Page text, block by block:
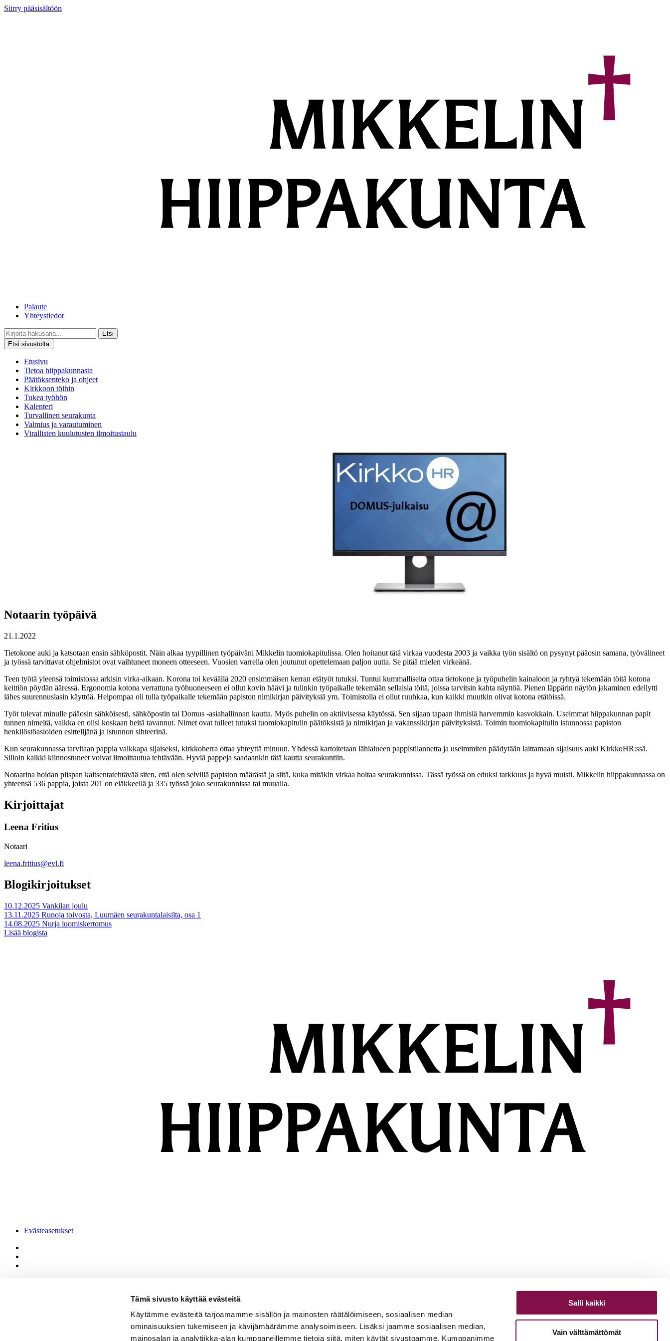
Tämä sivusto käyttää evästeitä
Käytämme evästeitä tarjoamamme sisällön ja mainosten räätälöimiseen, sosiaalisen median
ominaisuuksien tukemiseen ja kävijämäärämme analysoimiseen. Lisäksi jaamme sosiaalisen median,
mainosalan ja analytiikka-alan kumppaneillemme tietoja siitä, miten käytät sivustoamme. Kumppanimme
Salli kaikki
Vain välttämättömät
Siirry pääsisältöön
Palaute
Yhteystiedot
Etsi
Etsi sivustolta
Etusivu
Tietoa hiippakunnasta
Päätöksenteko ja ohjeet
Kirkkoon töihin
Tukea työhön
Kalenteri
Turvallinen seurakunta
Valmius ja varautuminen
Virallisten kuulutusten ilmoitustaulu
Notaarin työpäivä
21.1.2022
Tietokone auki ja katsotaan ensin sähköpostit. Näin alkaa tyypillinen työpäiväni Mikkelin tuomiokapitulissa. Olen hoitanut tätä virkaa vuodesta 2003 ja vaikka työn sisältö on pysynyt pääosin samana, työvälineet
ja työssä tarvittavat ohjelmistot ovat vaihtuneet moneen otteeseen. Vuosien varrella olen joutunut opettelemaan paljon uutta. Se pitää mielen virkeänä.
Teen työtä yleensä toimistossa arkisin virka-aikaan. Korona toi keväällä 2020 ensimmäisen kerran etätyöt tutuksi. Tuntui kummalliselta ottaa tietokone ja työpuhelin kainaloon ja ryhtyä tekemään töitä kotona
keittiön pöydän ääressä. Ergonomia kotona verrattuna työhuoneeseen ei ollut kovin häävi ja tulinkin työpaikalle tekemään sellaisia töitä, joissa tarvitsin kahta näyttöä. Pienen läppärin näytön jakaminen edellytti
lähes suurennuslasin käyttöä. Helpompaa oli tulla työpaikalle tekemään papiston nimikirjan päivityksiä ym. Toimistolla ei ollut ruuhkaa, kun kaikki muutkin olivat kotona etätöissä.
Työt tulevat minulle pääosin sähköisesti, sähköpostin tai Domus -asiahallinnan kautta. Myös puhelin on aktiivisessa käytössä. Sen sijaan tapaan ihmisiä harvemmin kasvokkain. Useimmat hiippakunnan papit
tunnen nimeltä, vaikka en olisi koskaan heitä tavannut. Nimet ovat tulleet tutuksi tuomiokapitulin päätöksistä ja nimikirjan ja vakanssikirjan päivityksistä. Toimin tuomiokapitulin istunnossa papiston
henkilöstöasioiden esittelijänä ja istunnon sihteerinä.
Kun seurakunnassa tarvitaan pappia vaikkapa sijaiseksi, kirkkoherra ottaa yhteyttä minuun. Yhdessä kartoitetaan lähialueen pappistilannetta ja useimmiten päädytään laittamaan sijaisuus auki KirkkoHR:ssä.
Silloin kaikki kiinnostuneet voivat ilmoittautua tehtävään. Hyviä pappeja saadaankin tätä kautta seurakuntiin.
Notaarina hoidan piispan kaitsentatehtävää siten, että olen selvillä papiston määrästä ja siitä, kuka mitäkin virkaa hoitaa seurakunnissa. Tässä työssä on eduksi tarkkuus ja hyvä muisti. Mikkelin hiippakunnassa on
yhteensä 536 pappia, joista 201 on eläkkeellä ja 335 työssä joko seurakunnissa tai muualla.
Kirjoittajat
Leena Fritius
Notaari
leena.fritius@evl.fi
Blogikirjoitukset
10.12.2025 Vankilan joulu
13.11.2025 Runoja toivosta, Luumäen seurakuntalaisilta, osa 1
14.08.2025 Nurja luomiskertomus
Lisää blogista
Evästeasetukset